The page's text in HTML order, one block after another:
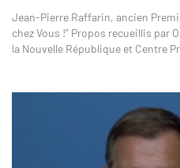
Jean-Pierre Raffarin, ancien
chez Vous !" Propos recueillis par
la Nouvelle République et Centre